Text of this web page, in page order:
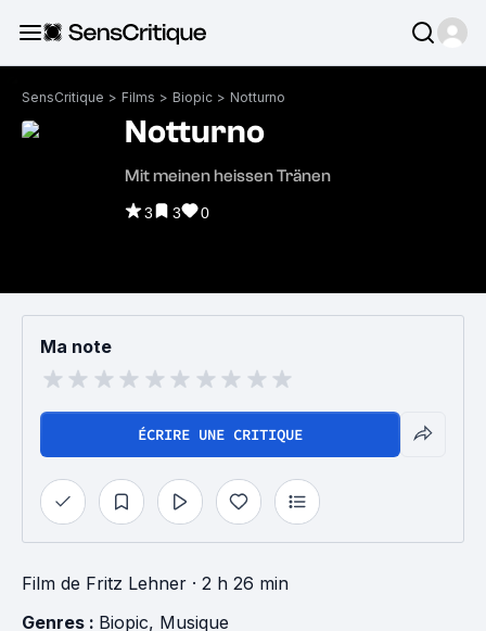
SensCritique > Films > Biopic > Notturno
Notturno
Mit meinen heissen Tränen
3 3 0
Ma note
ÉCRIRE UNE CRITIQUE
Film de Fritz Lehner · 2 h 26 min
Genres : Biopic, Musique